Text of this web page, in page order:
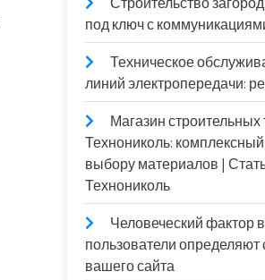
под ключ с
Техническое
линий электропередачи:
Магазин строительных
Технониколь:
выбору материалов |
Технониколь
Человеческий фактор в
пользователи определяют
вашего сайта